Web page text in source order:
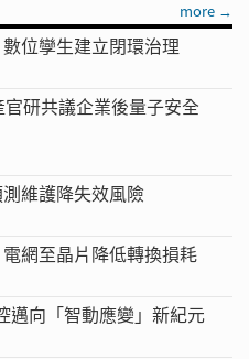
more →
位孿生建立閉環治理
研共議企業後量子安全
維護降失效風險
網至晶片降低轉換損耗
向「智動應變」新紀元